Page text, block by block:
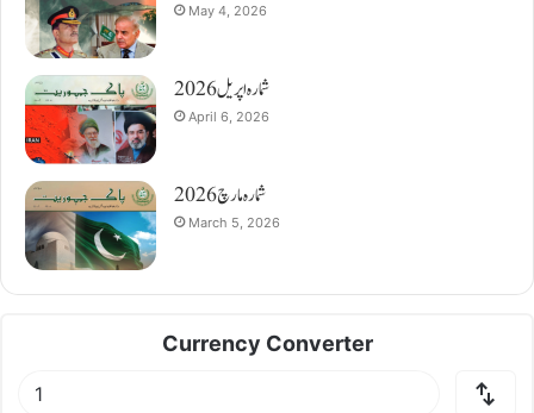
May 4, 2026
شمارہ اپریل 2026
April 6, 2026
شمارہ مارچ 2026
March 5, 2026
Currency Converter